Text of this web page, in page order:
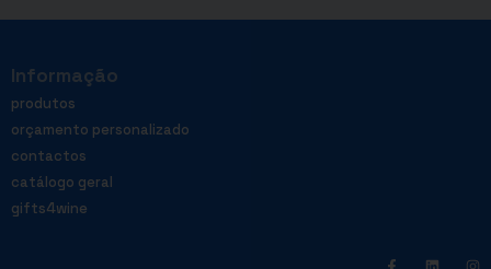
Informação
produtos
orçamento personalizado
contactos
catálogo geral
gifts4wine